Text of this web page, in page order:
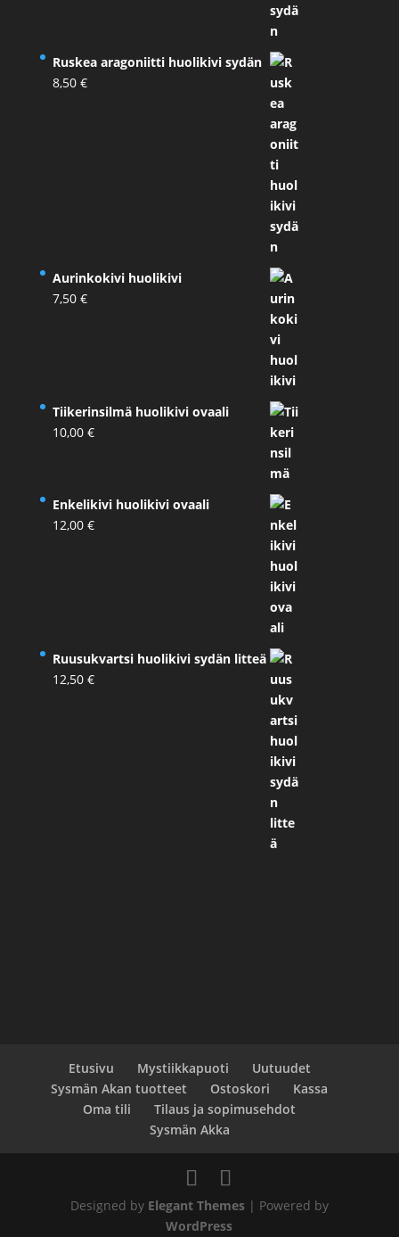
Ruskea aragoniitti huolikivi sydän
8,50 €
Aurinkokivi huolikivi
7,50 €
Tiikerinsilmä huolikivi ovaali
10,00 €
Enkelikivi huolikivi ovaali
12,00 €
Ruusukvartsi huolikivi sydän litteä
12,50 €
Etusivu Mystiikkapuoti
Uutuudet
Sysmän Akan tuotteet
Ostoskori
Kassa
Oma tili
Tilaus ja sopimusehdot
Sysmän Akka
Designed by Elegant Themes| Powered by
WordPress